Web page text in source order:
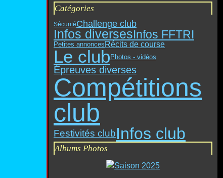
Catégories
SécuritéChallenge club
Infos diversesInfos FFTRI
Petites annonces Récits de course
Le clubPhotos - vidéos
Épreuves diverses
Compétitions
club
Festivités clubInfos club
Albums Photos